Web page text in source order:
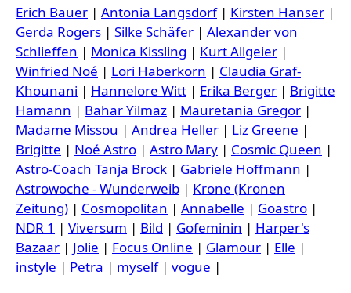
Erich Bauer | Antonia Langsdorf| Kirsten Hanser |
Gerda Rogers | Silke Schäfer | Alexander von
Schlieffen | Monica Kissling | Kurt Allgeier |
Winfried Noé | Lori Haberkorn | Claudia Graf-
Khounani | Hannelore Witt | Erika Berger | Brigitte
Hamann | Bahar Yilmaz | Mauretania Gregor |
Madame Missou | Andrea Heller | Liz Greene |
Brigitte | Noé Astro | Astro Mary | Cosmic Queen |
Astro-Coach Tanja Brock | Gabriele Hoffmann |
Astrowoche - Wunderweib | Krone (Kronen
Zeitung) | Cosmopolitan | Annabelle | Goastro |
NDR 1 | Viversum | Bild | Gofeminin | Harper's
Bazaar | Jolie | Focus Online | Glamour | Elle |
instyle | Petra | myself| vogue |